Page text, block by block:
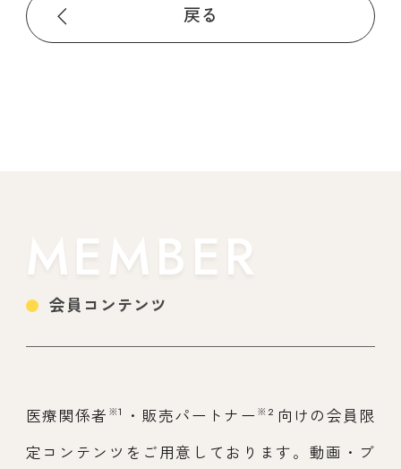
戻る
MEMBER
会員コンテンツ
医療関係者 ※1 ・販売パートナー※2 向けの会員限
定コンテンツをご用意しております。動画・ブ